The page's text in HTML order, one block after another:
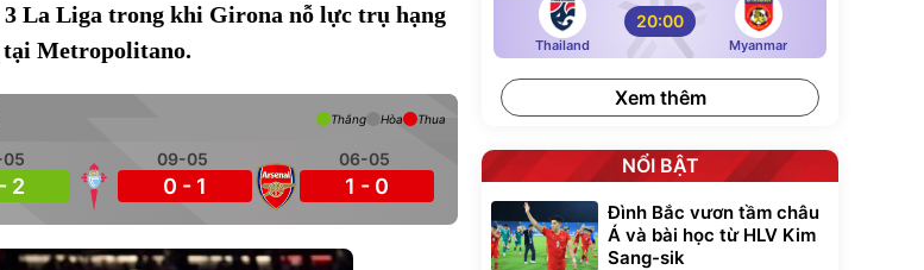
La Liga trong khi Girona nỗ lực trụ hạng
tại Metropolitano.
2
09-05
0 - 1
06-05
1 - 0
Thắng Hòa Thua
Thailand
20:00
Myanmar
Xem thêm
NỔI BẬT
Đình Bắc vươn tầm châu
Á và bài học từ HLV Kim
Sang-sik